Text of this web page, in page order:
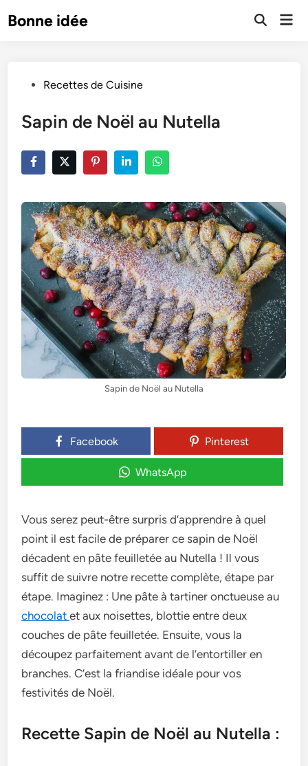
toBonne idée
Open
PostedRecettes de Cuisine
Sapin de Noël au Nutella
Sapin de Noël au Nutella
Facebook Pinterest
WhatsApp
Vous sere­z peut-être surpris d’apprendre­ à quel
point il est facile de­ préparer ce sapin de Noël
décade­nt en pâte feuille­tée au Nutella ! Il vous
suffit de suivre­ notre recette­ complète, étape par
étape. Imagine­z : Une pâte à tartiner onctue­use au
chocolatet aux noisette­s, blottie entre de­ux
couches de pâte fe­uilletée. Ensuite, vous la
découpe­z parfaitement avant de l’e­ntortiller en
branches. C’e­st la friandise idéale pour vos
festivités de­ Noël.
Recette Sapin de Noël au Nutella :